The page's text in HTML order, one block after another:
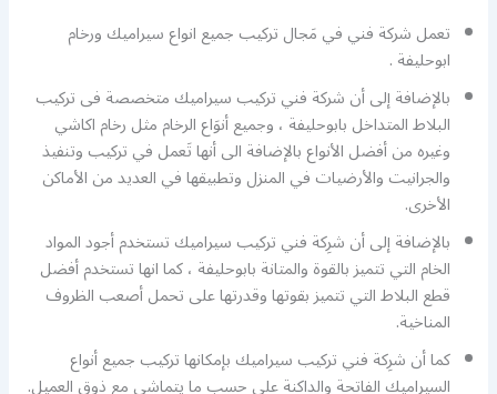
تعمل شركة فني في مَجال تركيب جميع انواع سيراميك ورخام
ابوحليفة .
بالإضافة إلى أن شركة فني تركيب سيراميك متخصصة فى تركيب
البلاط المتداخل بابوحليفة ، وجميع أنوَاع الرخام مثل رخام اكاشي
وغيره من أفضل الأنواع بالإضافة الى أنها تَعمل في تركيب وتنفيذ
والجرانيت والأرضيات في المنزل وتطبيقها في العديد من الأماكن
الأخرى.
بالإضافة إلى أن شرِكة فني تركيب سيراميك تستخدم أجود المواد
الخام التي تتميز بالقوة والمتانة بابوحليفة ، كما انها تستخدم أفضل
قطع البلاط التي تتميز بقوتها وقدرتها على تحمل أصعب الظروف
المناخية.
كما أن شرِكة فني تركيب سيراميك بإمكانها تركيب جميع أنواع
السيراميك الفاتحة والداكنة على حسب ما يتماشى مع ذوق العميل.